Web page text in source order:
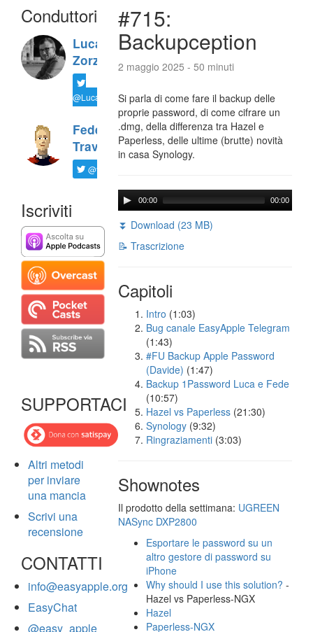
Conduttori
Luca
Zorzi
@LucaTNT
Federico
Travaini
@ftrava
Iscriviti
SUPPORTACI
Altri metodi
per inviare
una mancia
Scrivi una
recensione
CONTATTI
info@easyapple.org
EasyChat
@easy_apple
#715:
Backupception
2 maggio 2025 - 50 minuti
Si parla di come fare il backup delle
proprie password, di come cifrare un
.dmg, della differenza tra Hazel e
Paperless, delle ultime (brutte) novità
in casa Synology.
00:00 00:00
⏬ Download (23 MB)
📝 Trascrizione
Capitoli
Intro (1:03)
Bug canale EasyApple Telegram
(1:43)
#FU Backup Apple Password
(Davide) (1:47)
Backup 1Password Luca e Fede
(10:57)
Hazel vs Paperless (21:30)
Synology (9:32)
Ringraziamenti (3:03)
Shownotes
Il prodotto della settimana: UGREEN
NASync DXP2800
Esportare le password su un
altro gestore di password su
iPhone
Why should I use this solution? -
Hazel vs Paperless-NGX
Hazel
Paperless-NGX